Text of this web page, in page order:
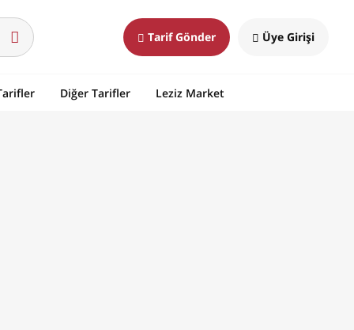
Tarif Gönder Üye Girişi
Diğer Tarifler Leziz Market